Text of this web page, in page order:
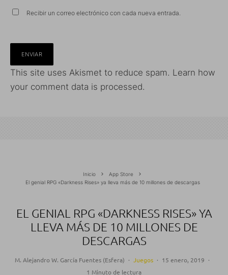
Recibir un correo electrónico con cada nueva entrada.
This site uses Akismet to reduce spam. Learn how
your comment data is processed.
Inicio
App Store
El genial RPG «Darkness Rises» ya lleva más de 10 millones de descargas
EL GENIAL RPG «DARKNESS RISES» YA
LLEVA MÁS DE 10 MILLONES DE
DESCARGAS
M. Alejandro W. García Fuentes (Esfera) · Juegos · 15 enero, 2019 ·
1 Minuto de lectura